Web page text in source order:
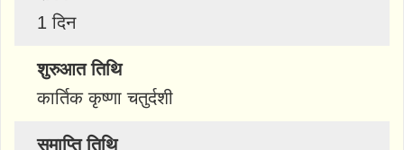
1 दिन
शुरुआत तिथि
कार्तिक कृष्णा चतुर्दशी
समाप्ति तिथि